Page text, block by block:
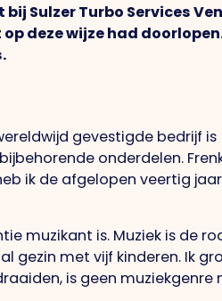
Sulzer Turbo Services
deze wijze had
gevestigde bedrijf is
onderdelen.
ik de afgelopen veertig
muzikant is. Muziek is de
gezin met vijf kinderen. Ik
is geen muziekgenre